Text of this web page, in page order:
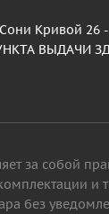
Сони Кривой 26
ВЫДАЧИ
за собой
и
без